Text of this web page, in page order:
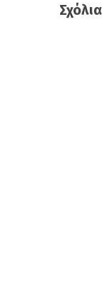
Σχόλια